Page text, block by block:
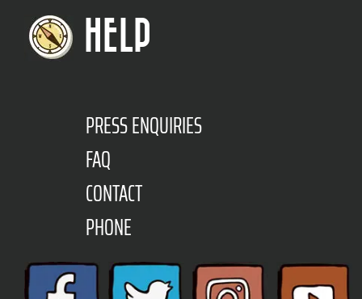
HELP
PRESS ENQUIRIES
FAQ
CONTACT
PHONE